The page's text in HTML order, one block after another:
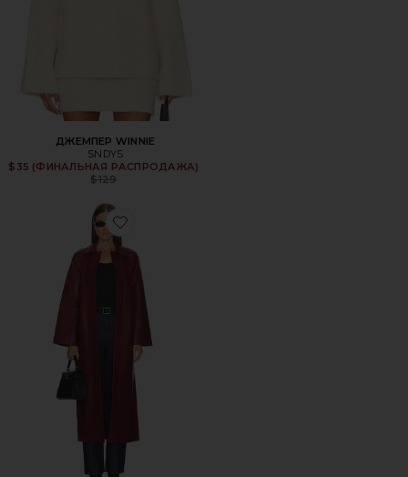
ДЖЕМПЕР WINNIE
SNDYS
$35 (ФИНАЛЬНАЯ РАСПРОДАЖА)
$129
Favorite ПАЛЬТО REGGIE